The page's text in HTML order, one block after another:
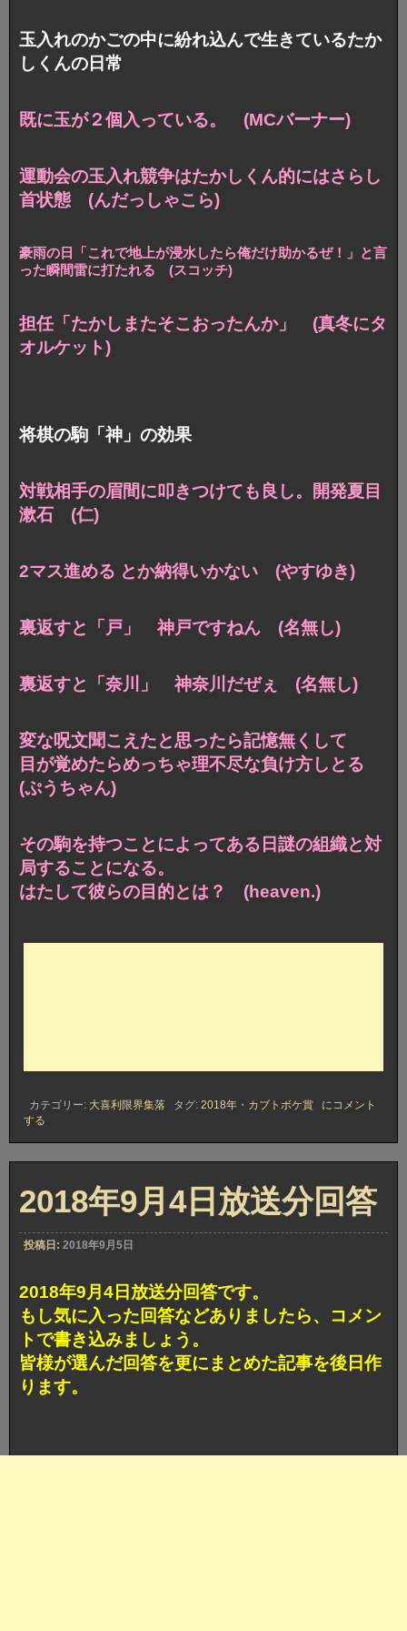
玉入れのかごの中に紛れ込んで生きているたか
しくんの日常
既に玉が２個入っている。 (MCバーナー)
運動会の玉入れ競争はたかしくん的にはさらし
首状態 (んだっしゃこら)
豪雨の日「これで地上が浸水したら俺だけ助かるぜ！」と言
った瞬間雷に打たれる (スコッチ)
担任「たかしまたそこおったんか」 (真冬にタ
オルケット)
将棋の駒「神」の効果
対戦相手の眉間に叩きつけても良し。開発夏目
漱石 (仁)
2マス進める とか納得いかない (やすゆき)
裏返すと「戸」 神戸ですねん (名無し)
裏返すと「奈川」 神奈川だぜぇ (名無し)
変な呪文聞こえたと思ったら記憶無くして
目が覚めたらめっちゃ理不尽な負け方しとる
(ぷうちゃん)
その駒を持つことによってある日謎の組織と対
局することになる。
はたして彼らの目的とは？ (heaven.)
カテゴリー: 大喜利限界集落 タグ: 2018年 ・ カブトボケ賞
2018
月
4
放
送
カ
回
答
にコメント
する
2018年9月4日放送分回答
投稿日: 2018年9月5日
2018年9月4日放送分回答です。
もし気に入った回答などありましたら、コメン
トで書き込みましょう。
皆様が選んだ回答を更にまとめた記事を後日作
ります。